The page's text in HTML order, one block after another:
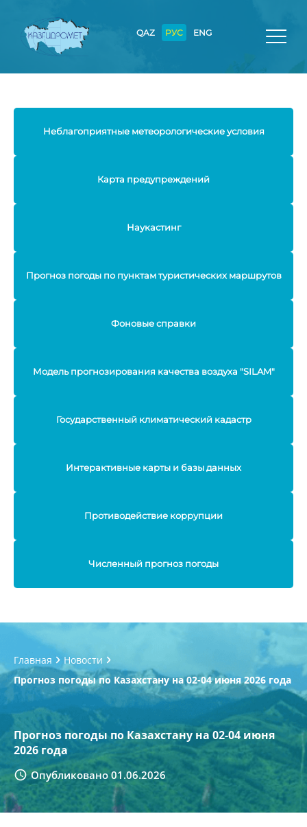
QAZ РУС ENG
Неблагоприятные метеорологические условия
Карта предупреждений
Наукастинг
Прогноз погоды по пунктам туристических маршрутов
Фоновые справки
Модель прогнозирования качества воздуха "SILAM"
Государственный климатический кадастр
Интерактивные карты и базы данных
Противодействие коррупции
Численный прогноз погоды
Главная
Новости
Прогноз погоды по Казахстану на 02-04 июня 2026 года
Прогноз погоды по Казахстану на 02-04 июня
2026 года
Опубликовано 01.06.2026